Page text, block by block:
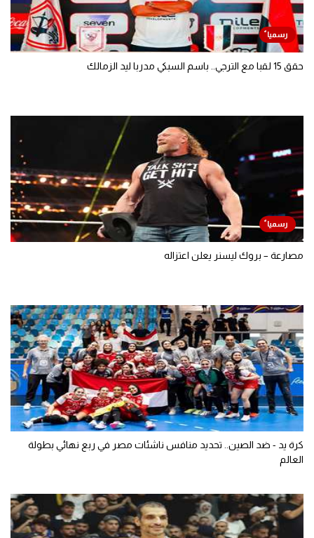
حقق 15 لقبا مع الترجي.. باسم السبكي مدربا ليد الزمالك
مصارعة – بروك ليسنر يعلن اعتزاله
كرة يد - ضد الصين.. تحديد منافس ناشئات مصر في ربع نهائي بطولة
العالم